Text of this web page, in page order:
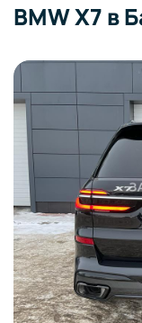
BMW X7 в